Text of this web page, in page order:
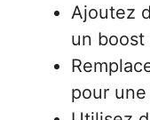
Ajoutez
un boost
pour